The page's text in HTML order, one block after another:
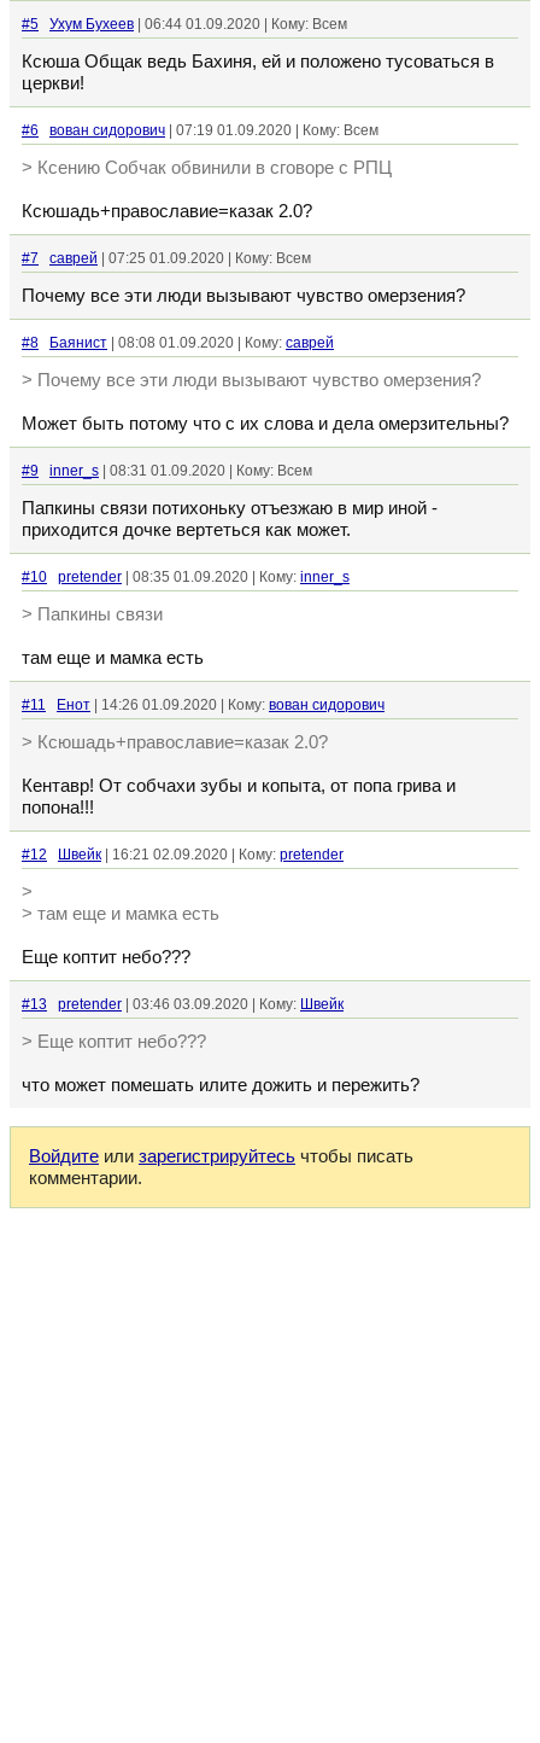
#5 Ухум Бухеев | 06:44 01.09.2020 | Кому: Всем
Ксюша Общак ведь Бахиня, ей и положено тусоваться в
церкви!
#6 вован сидорович | 07:19 01.09.2020 | Кому: Всем
> Ксению Собчак обвинили в сговоре с РПЦ
Ксюшадь+православие=казак 2.0?
#7 саврей | 07:25 01.09.2020 | Кому: Всем
Почему все эти люди вызывают чувство омерзения?
#8 Баянист | 08:08 01.09.2020 | Кому: саврей
> Почему все эти люди вызывают чувство омерзения?
Может быть потому что с их слова и дела омерзительны?
#9 inner_s | 08:31 01.09.2020 | Кому: Всем
Папкины связи потихоньку отъезжаю в мир иной -
приходится дочке вертеться как может.
#10 pretender | 08:35 01.09.2020 | Кому: inner_s
> Папкины связи
там еще и мамка есть
#11 Енот | 14:26 01.09.2020 | Кому: вован сидорович
> Ксюшадь+православие=казак 2.0?
Кентавр! От собчахи зубы и копыта, от попа грива и
попона!!!
#12 Швейк | 16:21 02.09.2020 | Кому: pretender
>
> там еще и мамка есть
Еще коптит небо???
#13 pretender | 03:46 03.09.2020 | Кому: Швейк
> Еще коптит небо???
что может помешать илите дожить и пережить?
Войдите или зарегистрируйтесь чтобы писать
комментарии.